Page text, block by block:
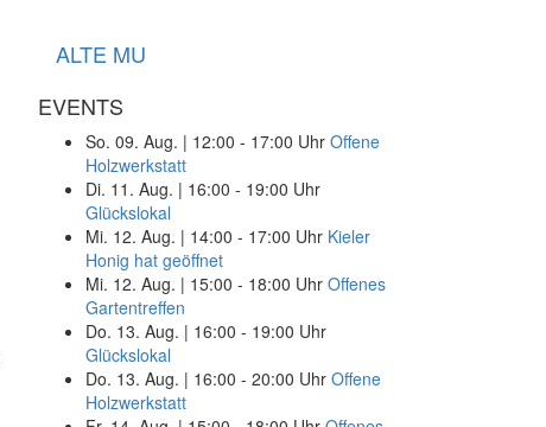
ALTE MU
EVENTS
So. 09. Aug. | 12:00 - 17:00 Uhr Offene
Holzwerkstatt
Di. 11. Aug. | 16:00 - 19:00 Uhr
Glückslokal
Mi. 12. Aug. | 14:00 - 17:00 Uhr Kieler
Honig hat geöffnet
Mi. 12. Aug. | 15:00 - 18:00 Uhr Offenes
Gartentreffen
Do. 13. Aug. | 16:00 - 19:00 Uhr
Glückslokal
Do. 13. Aug. | 16:00 - 20:00 Uhr Offene
Holzwerkstatt